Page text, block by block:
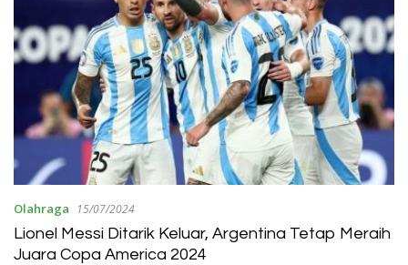
Olahraga 15/07/2024
Lionel Messi Ditarik Keluar, Argentina Tetap Meraih
Juara Copa America 2024